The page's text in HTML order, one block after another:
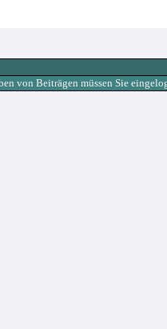
von Beiträgen müssen Sie